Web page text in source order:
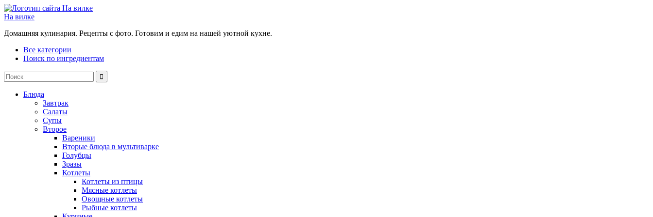
На вилке
Домашняя кулинария. Рецепты с фото. Готовим и едим на нашей уютной кухне.
Все категории
Поиск по ингредиентам
Блюда
Завтрак
Салаты
Супы
Второе
Вареники
Вторые блюда в мультиварке
Голубцы
Зразы
Котлеты
Котлеты из птицы
Мясные котлеты
Овощные котлеты
Рыбные котлеты